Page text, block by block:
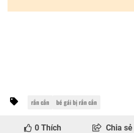
rắn cắn bé gái bị rắn cắn
0 Thích Chia sẻ